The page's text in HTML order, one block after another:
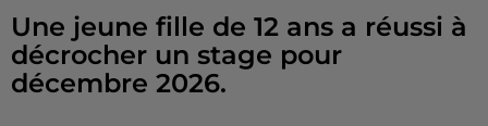
Une jeune fille de 12 ans a réussi à
décrocher un stage pour
décembre 2026.